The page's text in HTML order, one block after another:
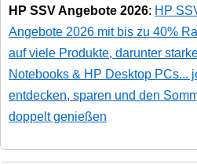
HP SSV Angebote 2026: HP
Angebote 2026 mit bis zu 40%
auf viele Produkte, darunter
Notebooks & HP Desktop PCs...
entdecken, sparen und den
doppelt genießen